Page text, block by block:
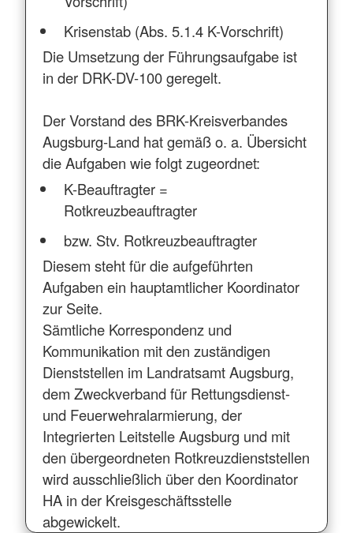
Krisenstab (Abs. 5.1.4 K-Vorschrift)
Die Umsetzung der Führungsaufgabe ist
in der DRK-DV-100 geregelt.
Der Vorstand des BRK-Kreisverbandes
Augsburg-Land hat gemäß o. a. Übersicht
die Aufgaben wie folgt zugeordnet:
K-Beauftragter =
Rotkreuzbeauftragter
bzw. Stv. Rotkreuzbeauftragter
Diesem steht für die aufgeführten
Aufgaben ein hauptamtlicher Koordinator
zur Seite.
Sämtliche Korrespondenz und
Kommunikation mit den zuständigen
Dienststellen im Landratsamt Augsburg,
dem Zweckverband für Rettungsdienst-
und Feuerwehralarmierung, der
Integrierten Leitstelle Augsburg und mit
den übergeordneten Rotkreuzdienststellen
wird ausschließlich über den Koordinator
HA in der Kreisgeschäftsstelle
abgewickelt.